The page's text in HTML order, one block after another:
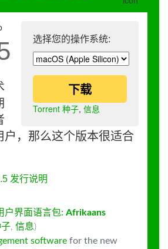
选择您的操作系统:
下载
Torrent 种子, 信息
户，那么这个版本很适合
发行说明
户界面语言包: Afrikaans
, 信息)
software for the new